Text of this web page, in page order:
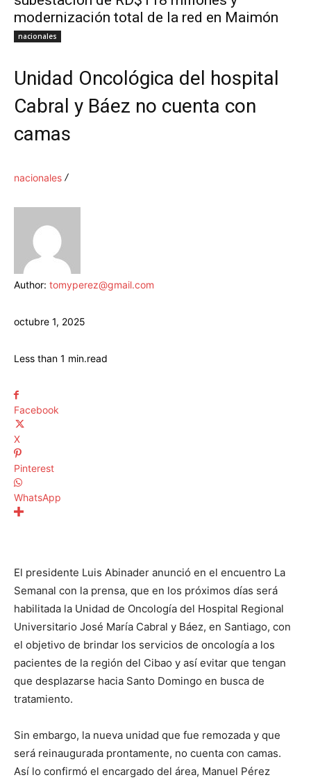
modernización total de la red en Maimón
nacionales
Unidad Oncológica del hospital
Cabral y Báez no cuenta con
camas
nacionales
Author: tomyperez@gmail.com
octubre 1, 2025
Less than 1 min.read
Facebook
X
Pinterest
WhatsApp
El presidente Luis Abinader anunció en el encuentro La
Semanal con la prensa, que en los próximos días será
habilitada la Unidad de Oncología del Hospital Regional
Universitario José María Cabral y Báez, en Santiago, con
el objetivo de brindar los servicios de oncología a los
pacientes de la región del Cibao y así evitar que tengan
que desplazarse hacia Santo Domingo en busca de
tratamiento.
Sin embargo, la nueva unidad que fue remozada y que
será reinaugurada prontamente, no cuenta con camas.
Así lo confirmó el encargado del área, Manuel Pérez